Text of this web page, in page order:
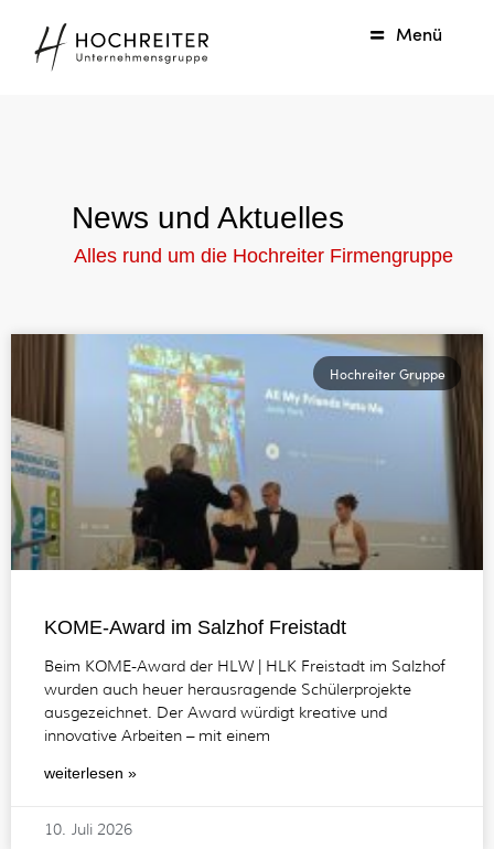
Menü
News und Aktuelles
Alles rund um die Hochreiter Firmengruppe
Hochreiter Gruppe
KOME-Award im Salzhof Freistadt
Beim KOME-Award der HLW | HLK Freistadt im Salzhof
wurden auch heuer herausragende Schülerprojekte
ausgezeichnet. Der Award würdigt kreative und
innovative Arbeiten – mit einem
weiterlesen »
10. Juli 2026